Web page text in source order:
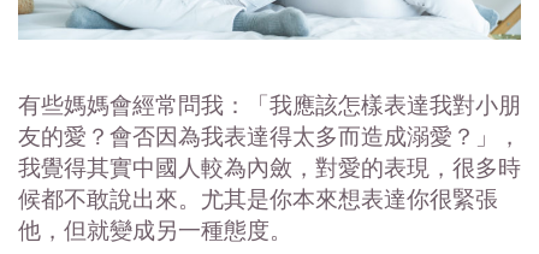
有些媽媽會經常問我：「我應該怎樣表達我對小朋
友的愛？會否因為我表達得太多而造成溺愛？」，
我覺得其實中國人較為內斂，對愛的表現，很多時
候都不敢說出來。尤其是你本來想表達你很緊張
他，但就變成另一種態度。